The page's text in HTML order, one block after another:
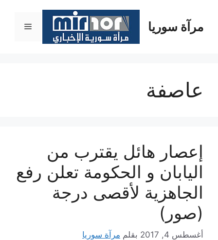
المحتوىمرآة سوريا القائمة
عاصفة
إعصار هائل يقترب من
اليابان و الحكومة تعلن رفع
الجاهزية لأقصى درجة
(صور)
أغسطس 4, 2017 بقلم مرآة سوريا